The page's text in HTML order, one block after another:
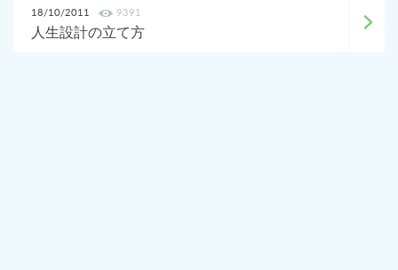
18/10/2011 9391
人生設計の立て方